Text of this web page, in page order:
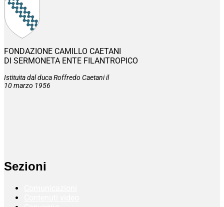
FONDAZIONE CAMILLO CAETANI
DI SERMONETA ENTE FILANTROPICO
Istituita dal duca Roffredo Caetani il
10 marzo 1956
Sezioni